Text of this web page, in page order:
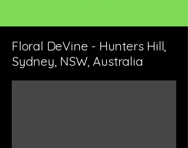
Floral DeVine - Hunters Hill,
Sydney, NSW, Australia